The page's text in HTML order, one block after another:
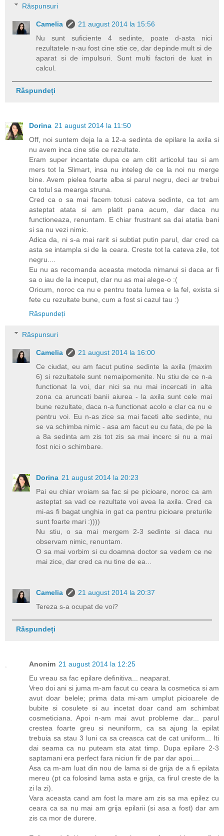
Răspunsuri
Camelia
21 august 2014 la 15:56
Nu sunt suficiente 4 sedinte, poate d-asta nici
rezultatele n-au fost cine stie ce, dar depinde mult si de
aparat si de impulsuri. Sunt multi factori de luat in
calcul.
Răspundeți
Dorina 21 august 2014 la 11:50
Off, noi suntem deja la a 12-a sedinta de epilare la axila si
nu avem inca cine stie ce rezultate.
Eram super incantate dupa ce am citit articolul tau si am
mers tot la Slimart, insa nu inteleg de ce la noi nu merge
bine. Avem pielea foarte alba si parul negru, deci ar trebui
ca totul sa mearga struna.
Cred ca o sa mai facem totusi cateva sedinte, ca tot am
asteptat atata si am platit pana acum, dar daca nu
functioneaza, renuntam. E chiar frustrant sa dai atatia bani
si sa nu vezi nimic.
Adica da, ni s-a mai rarit si subtiat putin parul, dar cred ca
asta se intampla si de la ceara. Creste tot la cateva zile, tot
negru....
Eu nu as recomanda aceasta metoda nimanui si daca ar fi
sa o iau de la inceput, clar nu as mai alege-o :(
Oricum, noroc ca nu e pentru toata lumea e la fel, exista si
fete cu rezultate bune, cum a fost si cazul tau :)
Răspundeți
Răspunsuri
Camelia
21 august 2014 la 16:00
Ce ciudat, eu am facut putine sedinte la axila (maxim
6) si rezultatele sunt nemaipomenite. Nu stiu de ce n-a
functionat la voi, dar nici sa nu mai incercati in alta
zona ca aruncati banii aiurea - la axila sunt cele mai
bune rezultate, daca n-a functionat acolo e clar ca nu e
pentru voi. Eu n-as zice sa mai faceti alte sedinte, nu
se va schimba nimic - asa am facut eu cu fata, de pe la
a 8a sedinta am zis tot zis sa mai incerc si nu a mai
fost nici o schimbare.
Dorina 21 august 2014 la 20:23
Pai eu chiar vroiam sa fac si pe picioare, noroc ca am
asteptat sa vad ce rezultate voi avea la axila. Cred ca
mi-as fi bagat unghia in gat ca pentru picioare preturile
sunt foarte mari :))))
Nu stiu, o sa mai mergem 2-3 sedinte si daca nu
observam nimic, renuntam.
O sa mai vorbim si cu doamna doctor sa vedem ce ne
mai zice, dar cred ca nu tine de ea...
Camelia
21 august 2014 la 20:37
Tereza s-a ocupat de voi?
Răspundeți
Anonim 21 august 2014 la 12:25
Eu vreau sa fac epilare definitiva... neaparat.
Vreo doi ani si juma m-am facut cu ceara la cosmetica si am
avut doar belele; prima data mi-am umplut picioarele de
bubite si cosulete si au incetat doar cand am schimbat
cosmeticiana. Apoi n-am mai avut probleme dar... parul
crestea foarte greu si neuniform, ca sa ajung la epilat
trebuia sa stau 3 luni ca sa creasca cat de cat uniform... Iti
dai seama ca nu puteam sta atat timp. Dupa epilare 2-3
saptamani era perfect fara niciun fir de par dar apoi....
Asa ca m-am luat din nou de lama si de grija de a fi epilata
mereu (pt ca folosind lama asta e grija, ca firul creste de la
zi la zi).
Vara aceasta cand am fost la mare am zis sa ma epilez cu
ceara ca sa nu mai am grija epilarii (si asa a fost) dar am
zis ca mor de durere.